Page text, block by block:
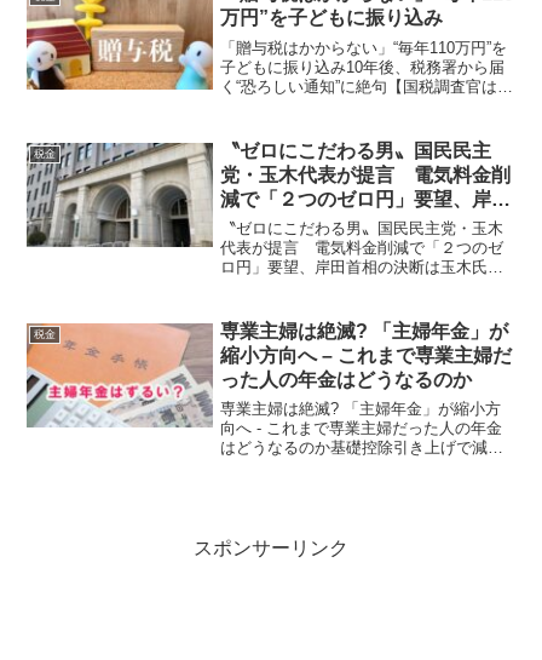
橋洋一さんは「税収を...
万円”を子どもに振り込み
「贈与税はかからない」“毎年110万円”を
子どもに振り込み10年後、税務署から届
く“恐ろしい通知”に絶句【国税調査官は見
している」相続対策として広く知られる
この方法...
税金
〝ゼロにこだわる男〟国民民主
党・玉木代表が提言 電気料金削
減で「２つのゼロ円」要望、岸田
首相の決断は
〝ゼロにこだわる男〟国民民主党・玉木
代表が提言 電気料金削減で「２つのゼ
ロ円」要望、岸田首相の決断は玉木氏の
ている国民民主党の玉木雄一郎代表らが
１０月２０日、国会内で岸...
税金
専業主婦は絶滅? 「主婦年金」が
縮小方向へ – これまで専業主婦だ
った人の年金はどうなるのか
専業主婦は絶滅? 「主婦年金」が縮小方
向へ - これまで専業主婦だった人の年金
はどうなるのか基礎控除引き上げで減っ
スポンサーリンク